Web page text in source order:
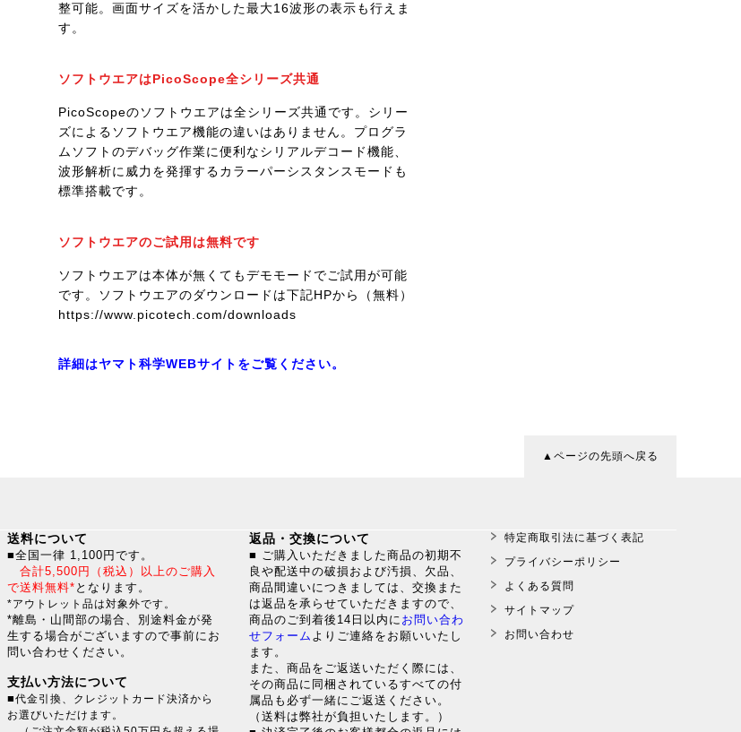
整可能。画面サイズを活かした最大16波形の表示も行えま
す。
ソフトウエアはPicoScope全シリーズ共通
PicoScopeのソフトウエアは全シリーズ共通です。シリー
ズによるソフトウエア機能の違いはありません。プログラ
ムソフトのデバッグ作業に便利なシリアルデコード機能、
波形解析に威力を発揮するカラーパーシスタンスモードも
標準搭載です。
ソフトウエアのご試用は無料です
ソフトウエアは本体が無くてもデモモードでご試用が可能
です。ソフトウエアのダウンロードは下記HPから（無料）
https://www.picotech.com/downloads
詳細はヤマト科学WEBサイトをご覧ください。
▲ページの先頭へ戻る
送料について
■全国一律 1,100円です。
合計5,500円（税込）以上のご購入
で送料無料* となります。
*アウトレット品は対象外です。
*離島・山間部の場合、別途料金が発
生する場合がございますので事前にお
問い合わせください。
支払い方法について
■代金引換、クレジットカード決済から
お選びいただけます。
返品・交換について
■ ご購入いただきました商品の初期不
良や配送中の破損および汚損、欠品、
商品間違いにつきましては、交換また
は返品を承らせていただきますので、
商品のご到着後14日以内に お問い合わ
せフォーム よりご連絡をお願いいたし
ます。
また、商品をご返送いただく際には、
その商品に同梱されているすべての付
属品も必ず一緒にご返送ください。
（送料は弊社が負担いたします。）
特定商取引法に基づく表記
プライバシーポリシー
よくある質問
サイトマップ
お問い合わせ